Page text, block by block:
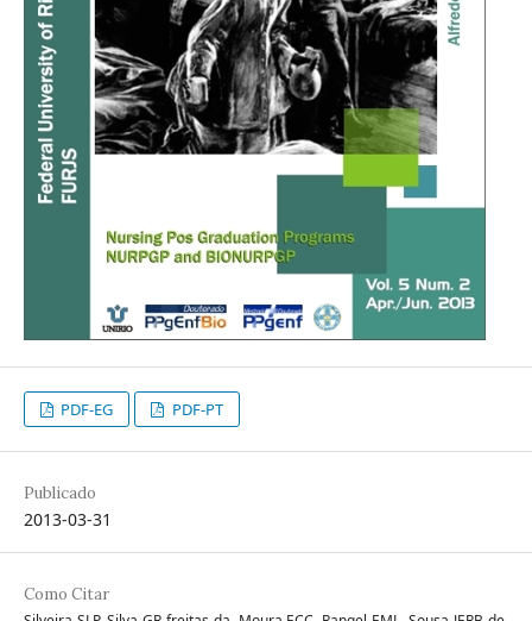
PDF-EG PDF-PT
Publicado
2013-03-31
Como Citar